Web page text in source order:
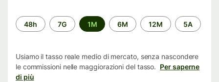
Periodo
di
48h 7G 1M 6M 12M 5A
Usiamo il tasso reale medio di mercato, senza nascondere
le commissioni nelle maggiorazioni del tasso. Per saperne
di più